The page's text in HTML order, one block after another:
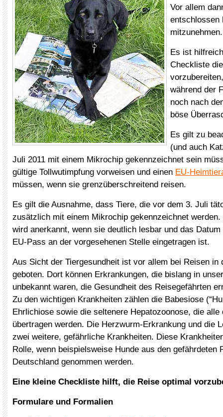
Vor allem
entschlossen
mitzunehmen.
Es ist
Checkliste
während der
noch nach
böse
Es gilt zu
(und auch
Juli 2011 mit einem Mikrochip gekennzeichnet sein
gültige Tollwutimpfung vorweisen und einen EU-
müssen, wenn sie grenzüberschreitend reisen.
Es gilt die Ausnahme, dass Tiere, die vor dem 3. Juli
zusätzlich mit einem Mikrochip gekennzeichnet werden.
wird anerkannt, wenn sie deutlich lesbar und das
EU-Pass an der vorgesehenen Stelle eingetragen ist.
Aus Sicht der Tiergesundheit ist vor allem bei Reisen in
geboten. Dort können Erkrankungen, die bislang in
unbekannt waren, die Gesundheit des Reisegefährten
Zu den wichtigen Krankheiten zählen die Babesiose
Ehrlichiose sowie die seltenere Hepatozoonose, die alle
übertragen werden. Die Herzwurm-Erkrankung und die
zwei weitere, gefährliche Krankheiten. Diese
Rolle, wenn beispielsweise Hunde aus den gefährdeten
Deutschland genommen werden.
Eine kleine Checkliste hilft, die Reise optimal
Formulare und Formalien